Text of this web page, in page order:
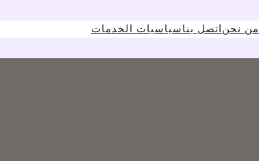
من نحناتصل بناسياسيات الخدمات